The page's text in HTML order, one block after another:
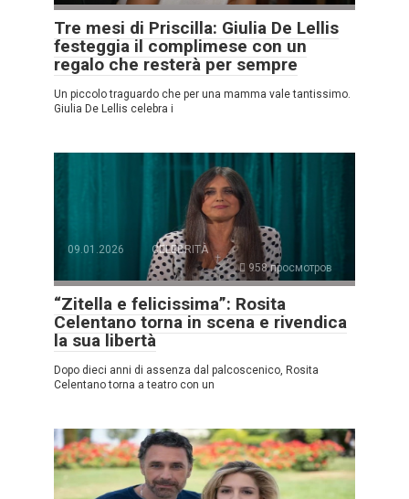
Tre mesi di Priscilla: Giulia De Lellis
festeggia il complimese con un
regalo che resterà per sempre
Un piccolo traguardo che per una mamma vale tantissimo.
Giulia De Lellis celebra i
09.01.2026
CELEBRITÀ
958 просмотров
“Zitella e felicissima”: Rosita
Celentano torna in scena e rivendica
la sua libertà
Dopo dieci anni di assenza dal palcoscenico, Rosita
Celentano torna a teatro con un